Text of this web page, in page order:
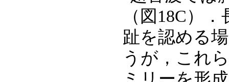
（図18C）
趾を認める
うが，これ